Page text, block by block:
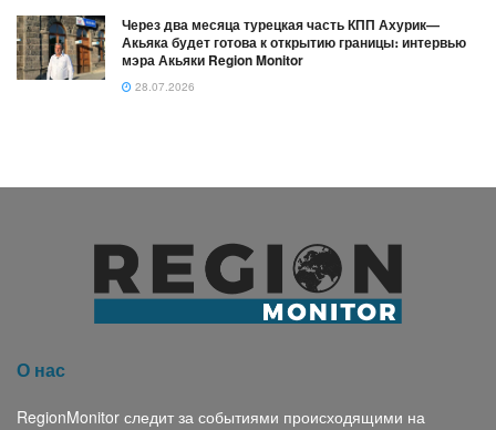
Через два месяца турецкая часть КПП Ахурик—
Акьяка будет готова к открытию границы։ интервью
мэра Акьяки Region Monitor
28.07.2026
О нас
RegionMonitor следит за событиями происходящими на